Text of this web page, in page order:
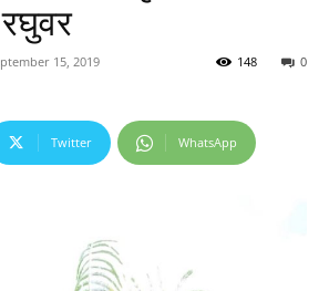
15, 2019 0
148
Twitter WhatsApp